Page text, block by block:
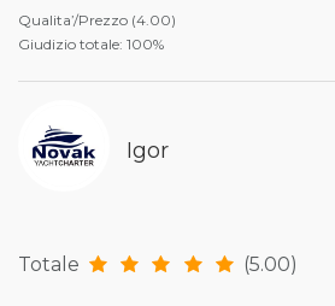
Qualita’/Prezzo (4.00)
Giudizio totale: 100%
Igor
Totale (5.00)